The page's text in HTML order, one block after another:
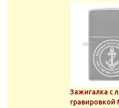
Зажигалка с
гравировкой